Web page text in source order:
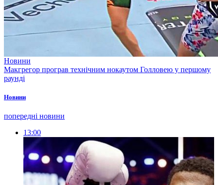
Новини
Макгрегор програв технічним нокаутом Голловею у першому
раунді
Новини
попередні новини
13:00